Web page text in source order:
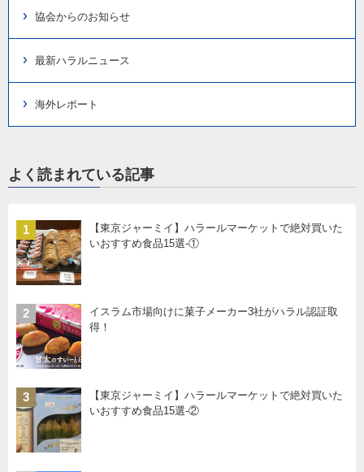
協会からのお知らせ
最新ハラルニュース
海外レポート
よく読まれている記事
1
【東京ジャーミイ】ハラールマーケットで絶対買いた
いおすすめ食品15選-①
2
イスラム市場向けに菓子メーカー3社がハラル認証取
得！
3
【東京ジャーミイ】ハラールマーケットで絶対買いた
いおすすめ食品15選-②